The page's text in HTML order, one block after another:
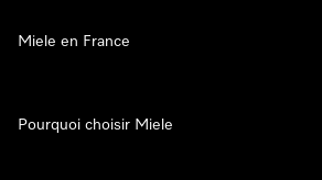
Miele en France
Pourquoi choisir Miele